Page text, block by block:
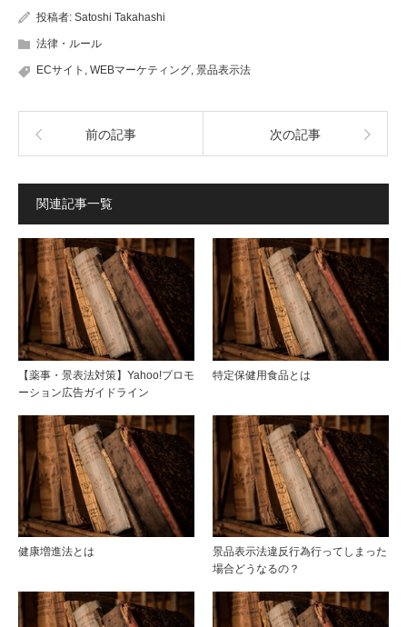
投稿者: Satoshi Takahashi
法律・ルール
ECサイト , WEBマーケティング, 景品表示法
前の記事 次の記事
関連記事一覧
【薬事・景表法対策】Yahoo!プロモ
ーション広告ガイドライン
特定保健用食品とは
健康増進法とは
景品表示法違反行為行ってしまった
場合どうなるの？